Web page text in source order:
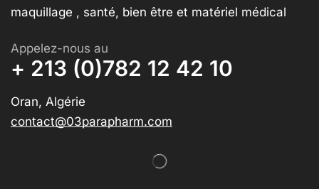
maquillage , santé, bien être et matériel médical
Appelez-nous au
+ 213 (0)782 12 42 10
Oran, Algérie
contact@03parapharm.com